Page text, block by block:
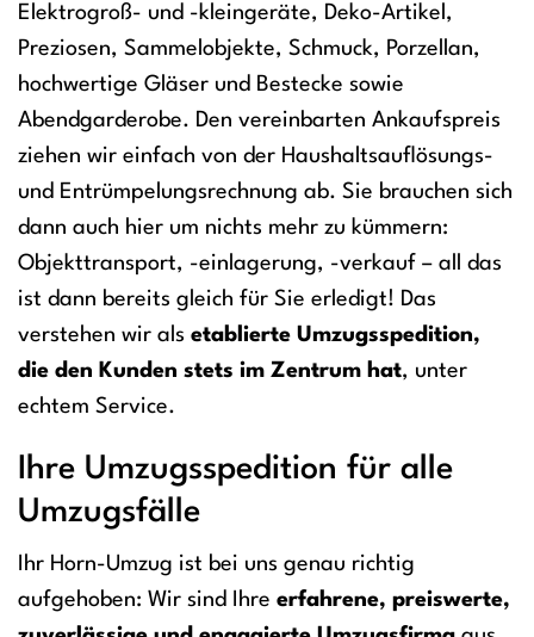
Elektrogroß- und -kleingeräte, Deko-Artikel,
Preziosen, Sammelobjekte, Schmuck, Porzellan,
hochwertige Gläser und Bestecke sowie
Abendgarderobe. Den vereinbarten Ankaufspreis
ziehen wir einfach von der Haushaltsauflösungs-
und Entrümpelungsrechnung ab. Sie brauchen sich
dann auch hier um nichts mehr zu kümmern:
Objekttransport, -einlagerung, -verkauf – all das
ist dann bereits gleich für Sie erledigt! Das
verstehen wir als etablierte Umzugsspedition,
die den Kunden stets im Zentrum hat, unter
echtem Service.
Ihre Umzugsspedition für alle
Umzugsfälle
Ihr Horn-Umzug ist bei uns genau richtig
aufgehoben: Wir sind Ihre erfahrene, preiswerte,